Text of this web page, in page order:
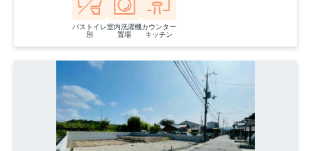
バストイレ
別
室内洗濯機
置場
カウンター
キッチン